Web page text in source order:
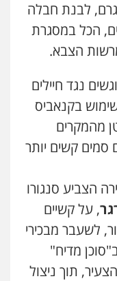
לבנת חבלה
הכל במסגרת
הצבא.
נגד חיילים
בקנאביס
מהמקרים
קשים יותר
הצביע סנגורו
, על קשיים
לשעבר מבכירי
מדיח"
תוך ניצול